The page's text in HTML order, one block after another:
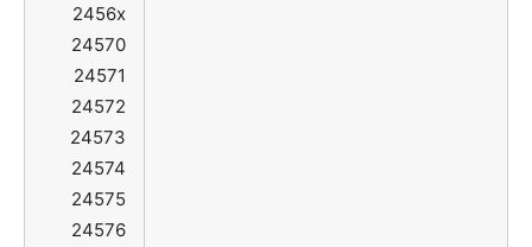
2456x
24570
24571
24572
24573
24574
24575
24576